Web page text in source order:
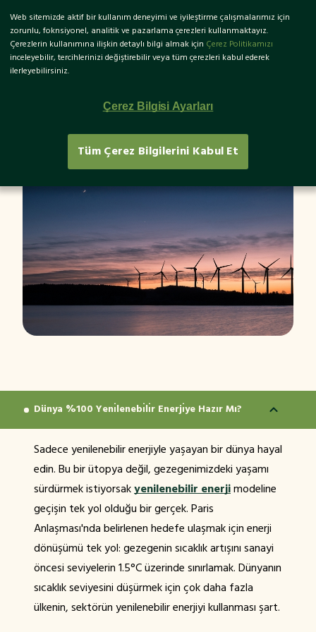
EN
Dünya %100 Yenı̇lenebı̇lı̇r
Enerjı̇ye Hazır Mı?
Dünya %100 Yenı̇lenebı̇lı̇r Enerjı̇ye Hazır Mı?
Sadece yenilenebilir enerjiyle yaşayan bir dünya hayal
edin. Bu bir ütopya değil, gezegenimizdeki yaşamı
sürdürmek istiyorsakyenilenebilir enerjimodeline
geçişin tek yol olduğu bir gerçek. Paris
Anlaşması'nda belirlenen hedefe ulaşmak için enerji
dönüşümü tek yol: gezegenin sıcaklık artışını sanayi
öncesi seviyelerin 1.5°C üzerinde sınırlamak. Dünyanın
sıcaklık seviyesini düşürmek için çok daha fazla
ülkenin, sektörün yenilenebilir enerjiyi kullanması şart.
Web sitemizde aktif bir kullanım deneyimi ve iyileştirme çalışmalarımız için
zorunlu, foknsiyonel, analitik ve pazarlama çerezleri kullanmaktayız.
Çerezlerin kullanımına ilişkin detaylı bilgi almak için Çerez Politikamızı
inceleyebilir, tercihlerinizi değiştirebilir veya tüm çerezleri kabul ederek
ilerleyebilirsiniz.
Çerez Bilgisi Ayarları
Tüm Çerez Bilgilerini Kabul Et